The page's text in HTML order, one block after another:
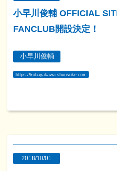
小早川俊輔 OFFICIAL
FANCLUB開設決定！
小早川俊輔
https://kobayakawa-shunsuke.com
2018/10/01